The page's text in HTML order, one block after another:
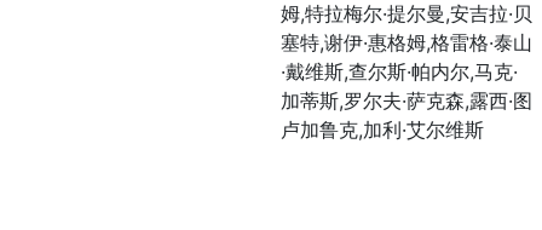
姆,特拉梅尔·提尔曼,安吉拉·贝
塞特,谢伊·惠格姆,格雷格·泰山
·戴维斯,查尔斯·帕内尔,马克·
加蒂斯,罗尔夫·萨克森,露西·图
卢加鲁克,加利·艾尔维斯